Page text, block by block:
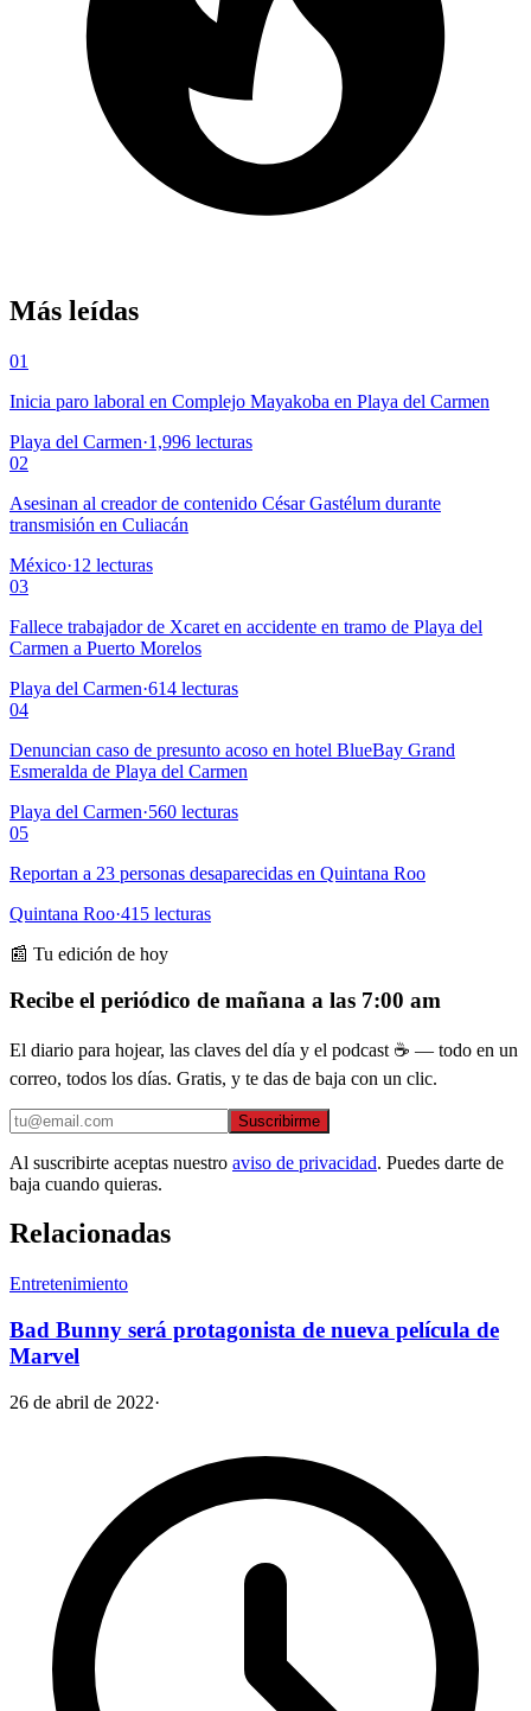
Más leídas
01
Inicia paro laboral en Complejo Mayakoba en Playa del Carmen
Playa del Carmen·1,996 lecturas
02
Asesinan al creador de contenido César Gastélum durante
transmisión en Culiacán
México·12 lecturas
03
Fallece trabajador de Xcaret en accidente en tramo de Playa del
Carmen a Puerto Morelos
Playa del Carmen·614 lecturas
04
Denuncian caso de presunto acoso en hotel BlueBay Grand
Esmeralda de Playa del Carmen
Playa del Carmen·560 lecturas
05
Reportan a 23 personas desaparecidas en Quintana Roo
Quintana Roo·415 lecturas
📰 Tu edición de hoy
Recibe el periódico de mañana a las 7:00 am
El diario para hojear, las claves del día y el podcast ☕ — todo en un
correo, todos los días. Gratis, y te das de baja con un clic.
Suscribirme
Al suscribirte aceptas nuestro aviso de privacidad. Puedes darte de
baja cuando quieras.
Relacionadas
Entretenimiento
Bad Bunny será protagonista de nueva película de
Marvel
26 de abril de 2022·